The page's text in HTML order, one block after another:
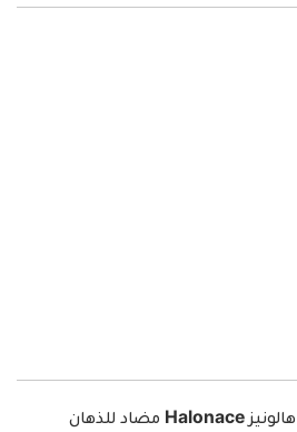
هالونيز Halonace مضاد للذهان